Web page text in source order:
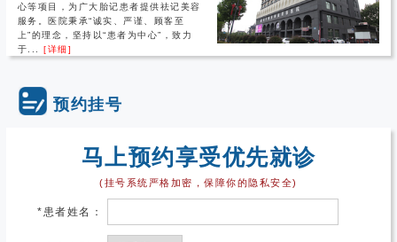
心等项目，为广大胎记患者提供祛记美容
服务。医院秉承“诚实、严谨、顾客至
上”的理念，坚持以“患者为中心”，致力
于...[详细]
预约挂号
马上预约享受优先就诊
(挂号系统严格加密，保障你的隐私安全)
*患者姓名：